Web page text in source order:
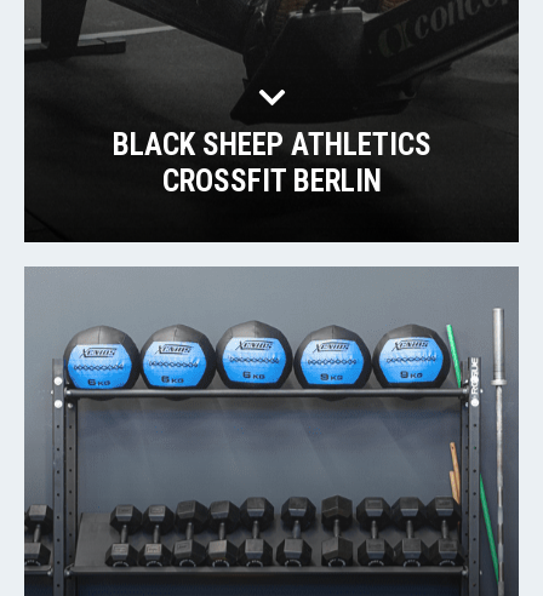
BLACK SHEEP ATHLETICS
CROSSFIT BERLIN